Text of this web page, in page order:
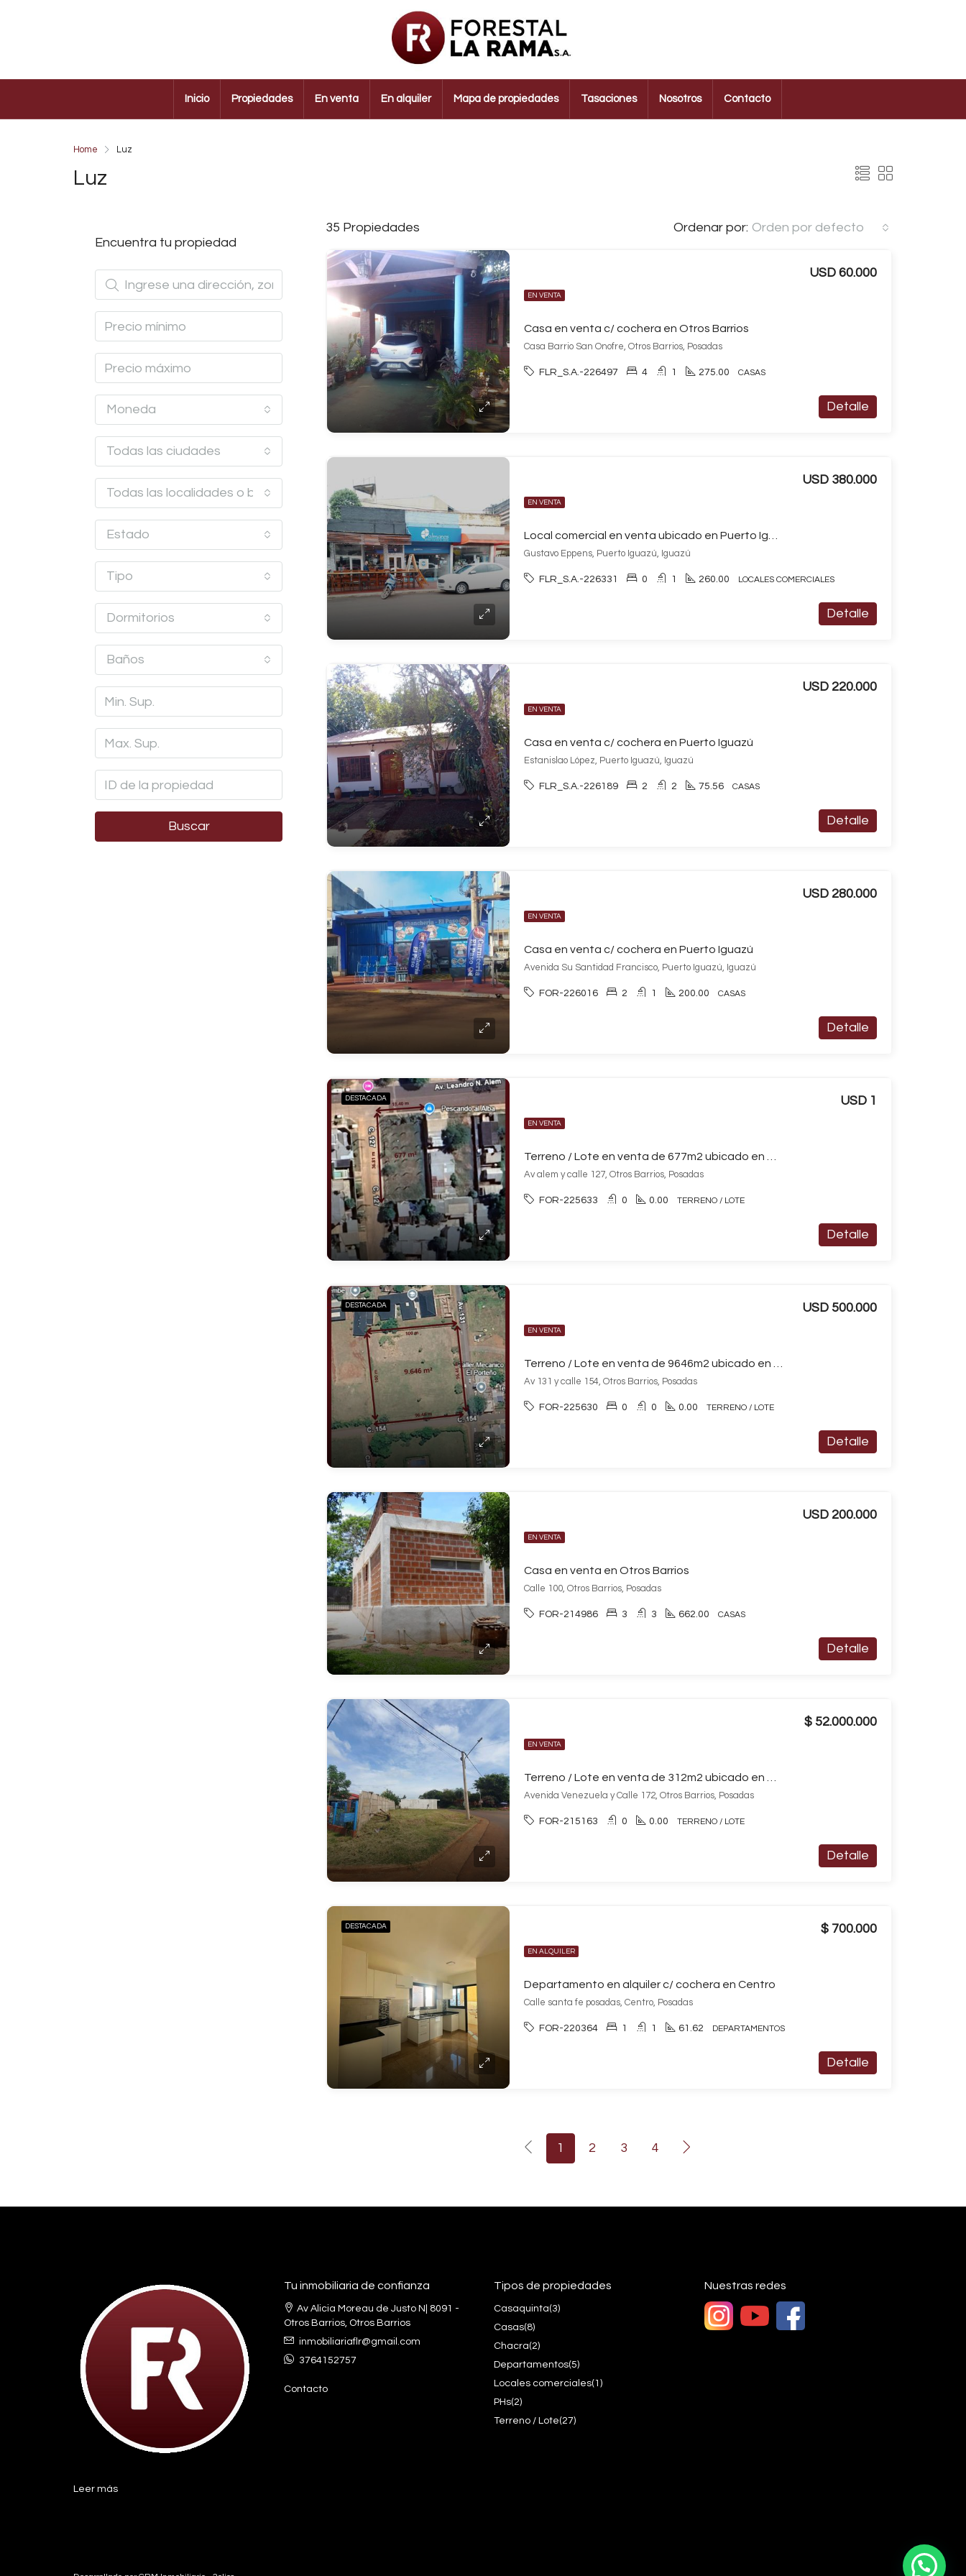
Inicio Propiedades En venta En alquiler Mapa de propiedades Tasaciones Nosotros Contacto
Home Luz
Luz
35 Propiedades Ordenar por: Orden por defecto
EN VENTA
Casa en venta c/ cochera en Otros Barrios
USD 60.000
Casa Barrio San Onofre, Otros Barrios, Posadas
FLR_S.A.-226497 4 1 275.00 CASAS
Detalle
EN VENTA
USD 380.000
Gustavo Eppens, Puerto Iguazú, Iguazú
FLR_S.A.-226331 0 1 260.00 LOCALES COMERCIALES
Detalle
EN VENTA
Casa en venta c/ cochera en Puerto Iguazú
USD 220.000
Estanislao López, Puerto Iguazú, Iguazú
FLR_S.A.-226189 2 2 75.56 CASAS
Detalle
EN VENTA
Casa en venta c/ cochera en Puerto Iguazú
USD 280.000
Avenida Su Santidad Francisco, Puerto Iguazú, Iguazú
FOR-226016 2 1 200.00 CASAS
Detalle
DESTACADA
EN VENTA
USD 1
Av alem y calle 127, Otros Barrios, Posadas
FOR-225633 0 0.00 TERRENO / LOTE
Detalle
DESTACADA
EN VENTA
USD 500.000
Av 131 y calle 154, Otros Barrios, Posadas
FOR-225630 0 0 0.00 TERRENO / LOTE
Detalle
EN VENTA
Casa en venta en Otros Barrios
USD 200.000
Calle 100, Otros Barrios, Posadas
FOR-214986 3 3 662.00 CASAS
Detalle
EN VENTA
$ 52.000.000
Avenida Venezuela y Calle 172, Otros Barrios, Posadas
FOR-215163 0 0.00 TERRENO / LOTE
Detalle
DESTACADA
EN ALQUILER
Departamento en alquiler c/ cochera en Centro
$ 700.000
Calle santa fe posadas, Centro, Posadas
FOR-220364 1 1 61.62 DEPARTAMENTOS
Detalle
1 2 3 4
Encuentra tu propiedad
Moneda
Todas las ciudades
Todas las localidades o barrios
Estado
Tipo
Dormitorios
Baños
Buscar
Leer más
Tu inmobiliaria de confianza
Av Alicia Moreau de Justo N| 8091 -
Otros Barrios, Otros Barrios
inmobiliariaflr@gmail.com
3764152757
Contacto
Tipos de propiedades
Casaquinta(3)
Casas(8)
Chacra(2)
Departamentos(5)
Locales comerciales(1)
PHs(2)
Terreno / Lote(27)
Nuestras redes